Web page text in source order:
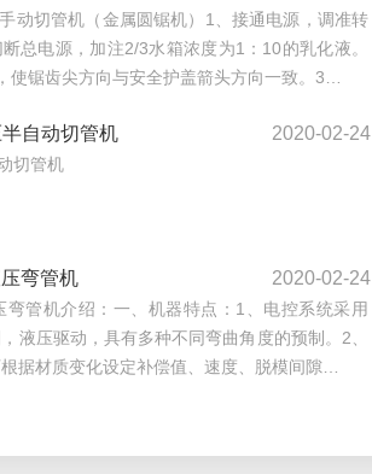
动切管机（金属圆锯机）1、接通电源，调准转
总电源，加注2/3水箱浓度为1：10的乳化液。
使锯齿尖方向与安全护盖箭头方向一致。3…
自动切管机 2020-02-24
切管机
弯管机 2020-02-24
弯管机介绍：一、机器特点：1、电控系统采用
液压驱动，具有多种不同弯曲角度的预制。2、
据材质变化设定补偿值、速度、脱模间隙…